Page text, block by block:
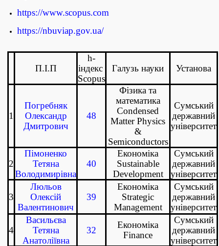
https://www.scopus.com
https://nbuviap.gov.ua/
П.І.П
h-
індекс
Scopus
Галузь науки Установа
1
Погребняк
Олександр
Дмитрович
48
Фізика та
математика
Condensed
Matter Physics
&
Semiconductors
Сумський
державний
університет
2
Пімоненко
Тетяна
Володимирівна
40
Економіка
Sustainable
Development
Сумський
державний
університет
3
Люльов
Олексій
Валентинович
39
Економіка
Strategic
Management
Сумський
державний
університет
4
Васильєва
Тетяна
Анатоліївна
32
Економіка
Finance
Сумський
державний
університет